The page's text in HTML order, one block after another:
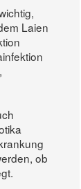
Laien
ob